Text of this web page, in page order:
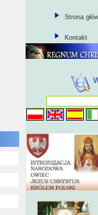
Strona
Kontakt